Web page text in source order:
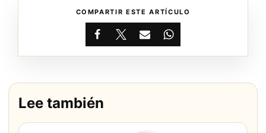
COMPARTIR ESTE ARTÍCULO
Facebook
X EmailWhatsApp
Lee también